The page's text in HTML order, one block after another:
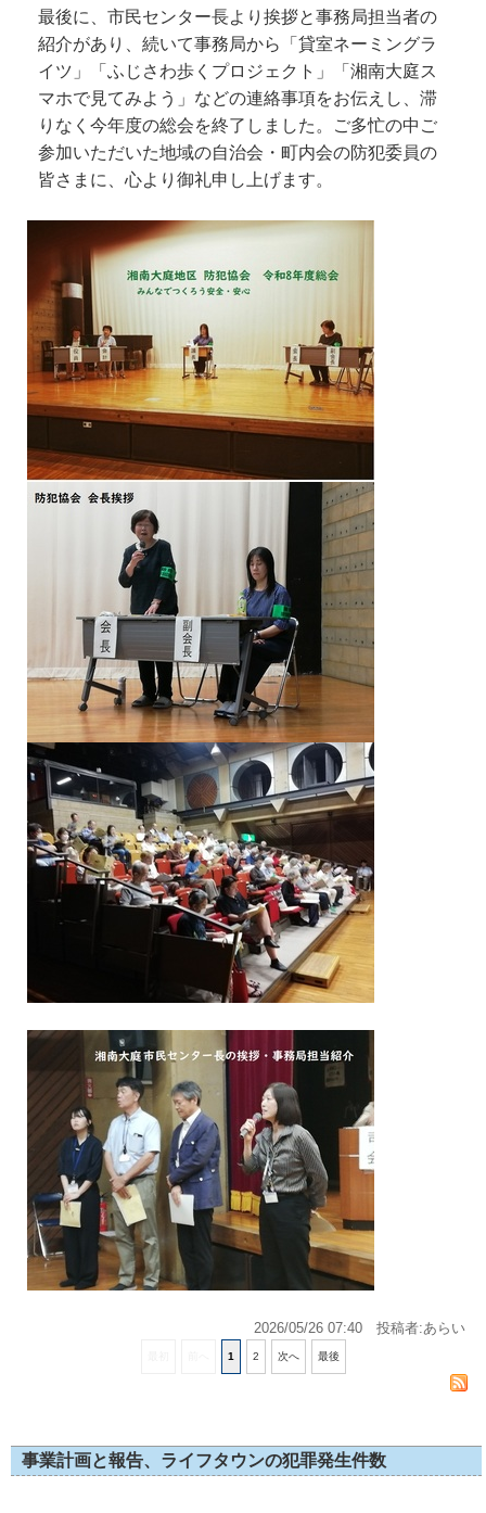
最後に、市民センター長より挨拶と事務局担当者の
紹介があり、続いて事務局から「貸室ネーミングラ
イツ」「ふじさわ歩くプロジェクト」「湘南大庭ス
マホで見てみよう」などの連絡事項をお伝えし、滞
りなく今年度の総会を終了しました。ご多忙の中ご
参加いただいた地域の自治会・町内会の防犯委員の
皆さまに、心より御礼申し上げます。
2026/05/26 07:40投稿者:あらい
1 2 次へ 最後
事業計画と報告、ライフタウンの犯罪発生件数